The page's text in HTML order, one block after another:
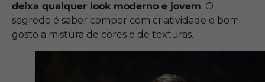
deixa qualquer look moderno e jovem. O
segredo é saber compor com criatividade e bom
gosto a mistura de cores e de texturas.